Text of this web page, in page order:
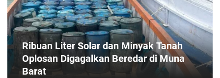
Ribuan Liter Solar dan Minyak Tanah
Oplosan Digagalkan Beredar di Muna
Barat